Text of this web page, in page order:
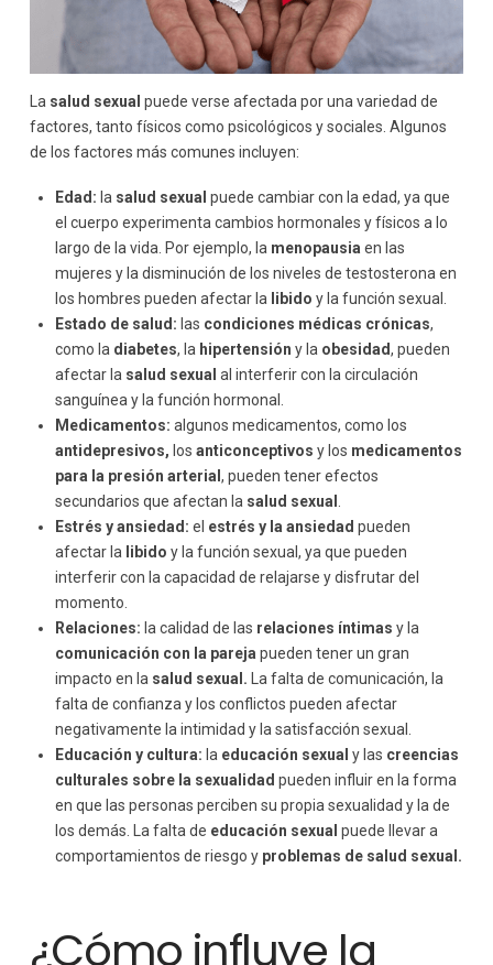
La salud sexual puede verse afectada por una variedad de
factores, tanto físicos como psicológicos y sociales. Algunos
de los factores más comunes incluyen:
Edad: la salud sexual puede cambiar con la edad, ya que
el cuerpo experimenta cambios hormonales y físicos a lo
largo de la vida. Por ejemplo, la menopausiaen las
mujeres y la disminución de los niveles de testosterona en
los hombres pueden afectar la libido y la función sexual.
Estado de salud: las condiciones médicas crónicas,
como la diabetes, la hipertensión y la obesidad, pueden
afectar la salud sexual al interferir con la circulación
sanguínea y la función hormonal.
Medicamentos: algunos medicamentos, como los
antidepresivos, losanticonceptivos y los medicamentos
para la presión arterial, pueden tener efectos
secundarios que afectan la salud sexual
Estrés y ansiedad: el estrés y la ansiedad pueden
afectar la libidoy la función sexual, ya que pueden
interferir con la capacidad de relajarse y disfrutar del
momento.
Relaciones: la calidad de las relaciones íntimas y la
comunicación con la pareja pueden tener un gran
impacto en la salud sexual. La falta de comunicación, la
falta de confianza y los conflictos pueden afectar
negativamente la intimidad y la satisfacción sexual.
Educación y cultura: la educación sexual y las creencias
culturales sobre la sexualidad pueden influir en la forma
en que las personas perciben su propia sexualidad y la de
los demás. La falta de educación sexual puede llevar a
comportamientos de riesgo y problemas de salud sexual.
¿Cómo influye la